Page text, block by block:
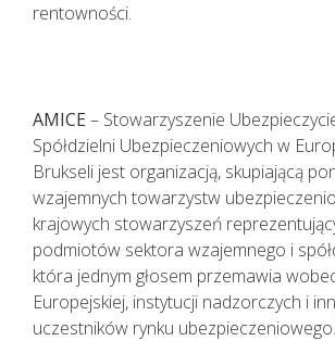
rentowności.
AMICE – Stowarzyszenie
Spółdzielni Ubezpieczeniowych w
Brukseli jest organizacją, skupiającą
wzajemnych towarzystw
krajowych stowarzyszeń
podmiotów sektora wzajemnego i
która jednym głosem przemawia
Europejskiej, instytucji nadzorczych i
uczestników rynku